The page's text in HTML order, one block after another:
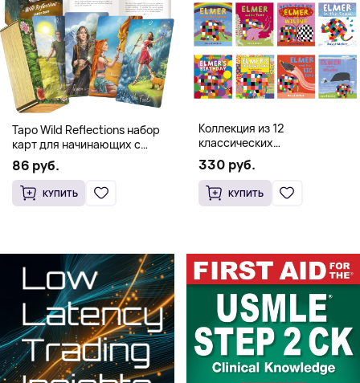
Таро Wild Reflections набор
карт для начинающих с
книгой (78 карт, золочёные
края)
86 руб.
КУПИТЬ
Коллекция из 12
классических
иллюстрированных книг об
Элмере от Дэвида Макки
330 руб.
КУПИТЬ